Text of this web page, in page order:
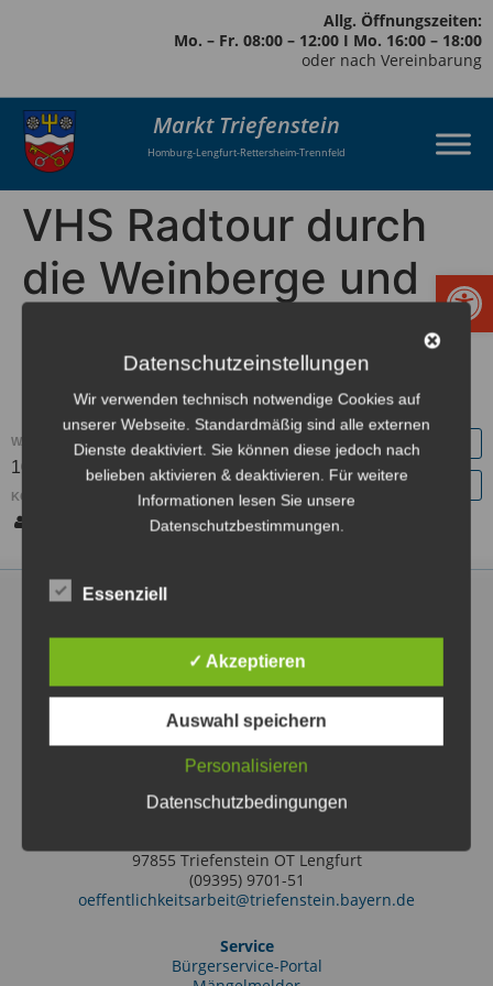
Allg. Öffnungszeiten:
Mo. – Fr. 08:00 – 12:00 I Mo. 16:00 – 18:00
oder nach Vereinbarung
Markt Triefenstein
Homburg-Lengfurt-Rettersheim-Trennfeld
VHS Radtour durch
die Weinberge und
Weinhaus Huller
WANN:
10. Oktober 2021 ganztägig Europe/Berlin Zeitzone
KONTAKT:
VHS Marktheidenfeld
Markt Triefenstein
Rathausstraße 2
97855 Triefenstein OT Lengfurt
(09395) 97010
info@triefenstein.bayern.de
97855 Triefenstein OT Lengfurt
(09395) 9701-51
oeffentlichkeitsarbeit@triefenstein.bayern.de
Service
Bürgerservice-Portal
Datenschutzeinstellungen
Wir verwenden technisch notwendige Cookies auf
unserer Webseite. Standardmäßig sind alle externen
Dienste deaktiviert. Sie können diese jedoch nach
belieben aktivieren & deaktivieren. Für weitere
Informationen lesen Sie unsere
Datenschutzbestimmungen.
Essenziell
✓ Akzeptieren
Auswahl speichern
Personalisieren
Datenschutzbedingungen